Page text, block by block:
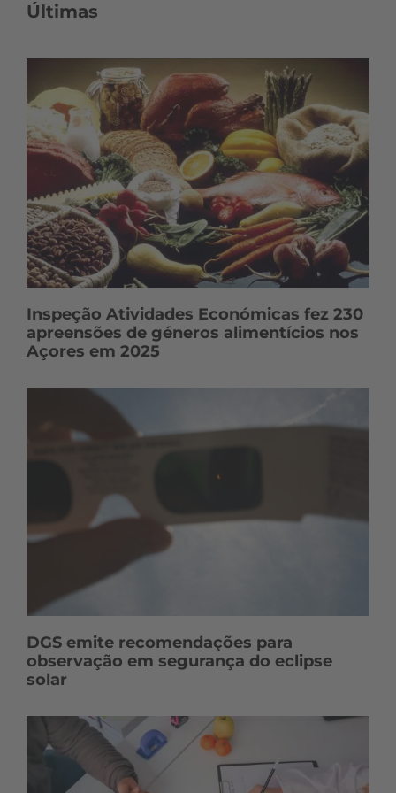
ú
d
o
s
Últimas
Inspeção Atividades Económicas fez 230
apreensões de géneros alimentícios nos
Açores em 2025
DGS emite recomendações para
observação em segurança do eclipse
solar